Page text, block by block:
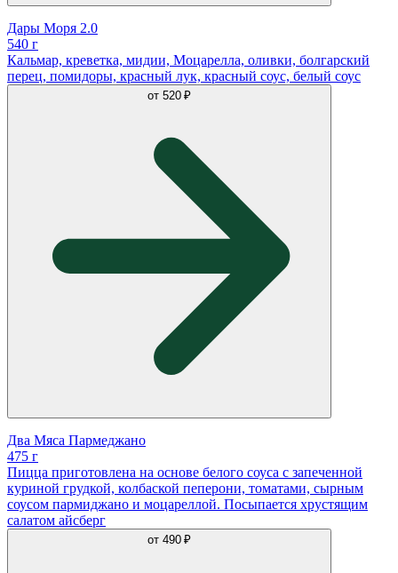
Дары Моря 2.0
540 г
Кальмар, креветка, мидии, Моцарелла, оливки, болгарский
перец, помидоры, красный лук, красный соус, белый соус
от 520 ₽
Два Мяса Пармеджано
475 г
Пицца приготовлена на основе белого соуса с запеченной
куриной грудкой, колбаской пеперони, томатами, сырным
соусом пармиджано и моцареллой. Посыпается хрустящим
салатом айсберг
от 490 ₽